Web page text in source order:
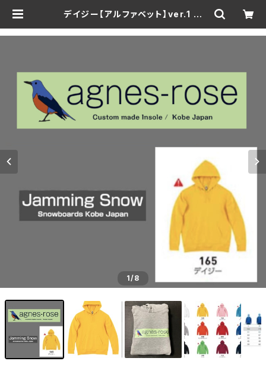
デイジー【アルファベット】ver.1 速
1/8